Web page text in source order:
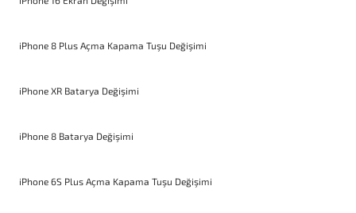
iPhone 8 Plus Açma Kapama Tuşu Değişimi
iPhone XR Batarya Değişimi
iPhone 8 Batarya Değişimi
iPhone 6S Plus Açma Kapama Tuşu Değişimi